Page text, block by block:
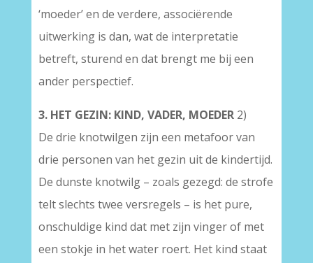
‘moeder’ en de verdere, associërende
uitwerking is dan, wat de interpretatie
betreft, sturend en dat brengt me bij een
ander perspectief.
3. HET GEZIN: KIND, VADER, MOEDER2)
De drie knotwilgen zijn een metafoor van
drie personen van het gezin uit de kindertijd.
De dunste knotwilg – zoals gezegd: de strofe
telt slechts twee versregels – is het pure,
onschuldige kind dat met zijn vinger of met
een stokje in het water roert. Het kind staat